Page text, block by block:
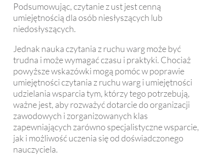
Podsumowując, czytanie z ust jest cenną
umiejętnością dla osób niesłyszących lub
niedosłyszących.
Jednak nauka czytania z ruchu warg może być
trudna i może wymagać czasu i praktyki. Chociaż
powyższe wskazówki mogą pomóc w poprawie
umiejętności czytania z ruchu warg i umiejętności
udzielania wsparcia tym, którzy tego potrzebują,
ważne jest, aby rozważyć dotarcie do organizacji
zawodowych i zorganizowanych klas
zapewniających zarówno specjalistyczne wsparcie,
jak i możliwość uczenia się od doświadczonego
nauczyciela.